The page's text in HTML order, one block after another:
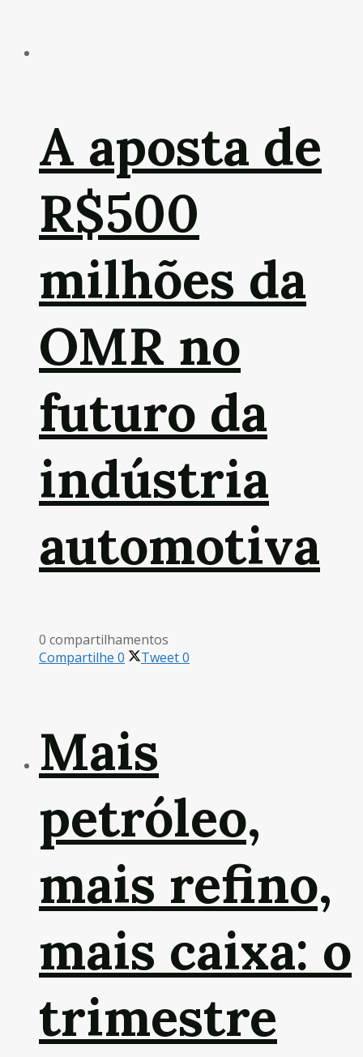
A aposta de
R$500
milhões da
OMR no
futuro da
indústria
automotiva
0 compartilhamentos
Compartilhe 0 Tweet0
Mais
petróleo,
mais refino,
mais caixa: o
trimestre